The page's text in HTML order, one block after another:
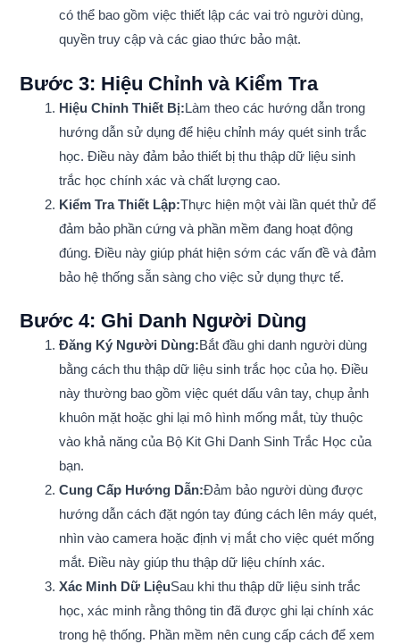
có thể bao gồm việc thiết lập các vai trò người dùng,
quyền truy cập và các giao thức bảo mật.
Bước 3: Hiệu Chỉnh và Kiểm Tra
Hiệu Chỉnh Thiết Bị:Làm theo các hướng dẫn trong
hướng dẫn sử dụng để hiệu chỉnh máy quét sinh trắc
học. Điều này đảm bảo thiết bị thu thập dữ liệu sinh
trắc học chính xác và chất lượng cao.
Kiểm Tra Thiết Lập:Thực hiện một vài lần quét thử để
đảm bảo phần cứng và phần mềm đang hoạt động
đúng. Điều này giúp phát hiện sớm các vấn đề và đảm
bảo hệ thống sẵn sàng cho việc sử dụng thực tế.
Bước 4: Ghi Danh Người Dùng
Đăng Ký Người Dùng:Bắt đầu ghi danh người dùng
bằng cách thu thập dữ liệu sinh trắc học của họ. Điều
này thường bao gồm việc quét dấu vân tay, chụp ảnh
khuôn mặt hoặc ghi lại mô hình mống mắt, tùy thuộc
vào khả năng của Bộ Kit Ghi Danh Sinh Trắc Học của
bạn.
Cung Cấp Hướng Dẫn:Đảm bảo người dùng được
hướng dẫn cách đặt ngón tay đúng cách lên máy quét,
nhìn vào camera hoặc định vị mắt cho việc quét mống
mắt. Điều này giúp thu thập dữ liệu chính xác.
Xác Minh Dữ LiệuSau khi thu thập dữ liệu sinh trắc
học, xác minh rằng thông tin đã được ghi lại chính xác
trong hệ thống. Phần mềm nên cung cấp cách để xem